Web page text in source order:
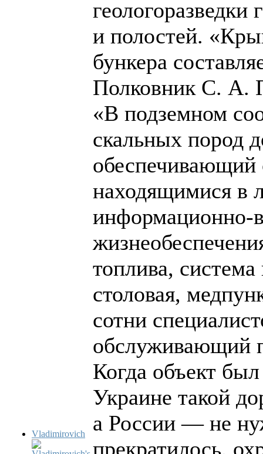
Vladimirovich
геологоразведки
и полостей.
бункера
Полковник С. А.
«В подземном
скальных пород
обеспечивающий
находящимися в
информационно-
топлива,
столовая,
сотни
обслуживающий
Когда объект
Украине такой
а России — не
прекратилось,